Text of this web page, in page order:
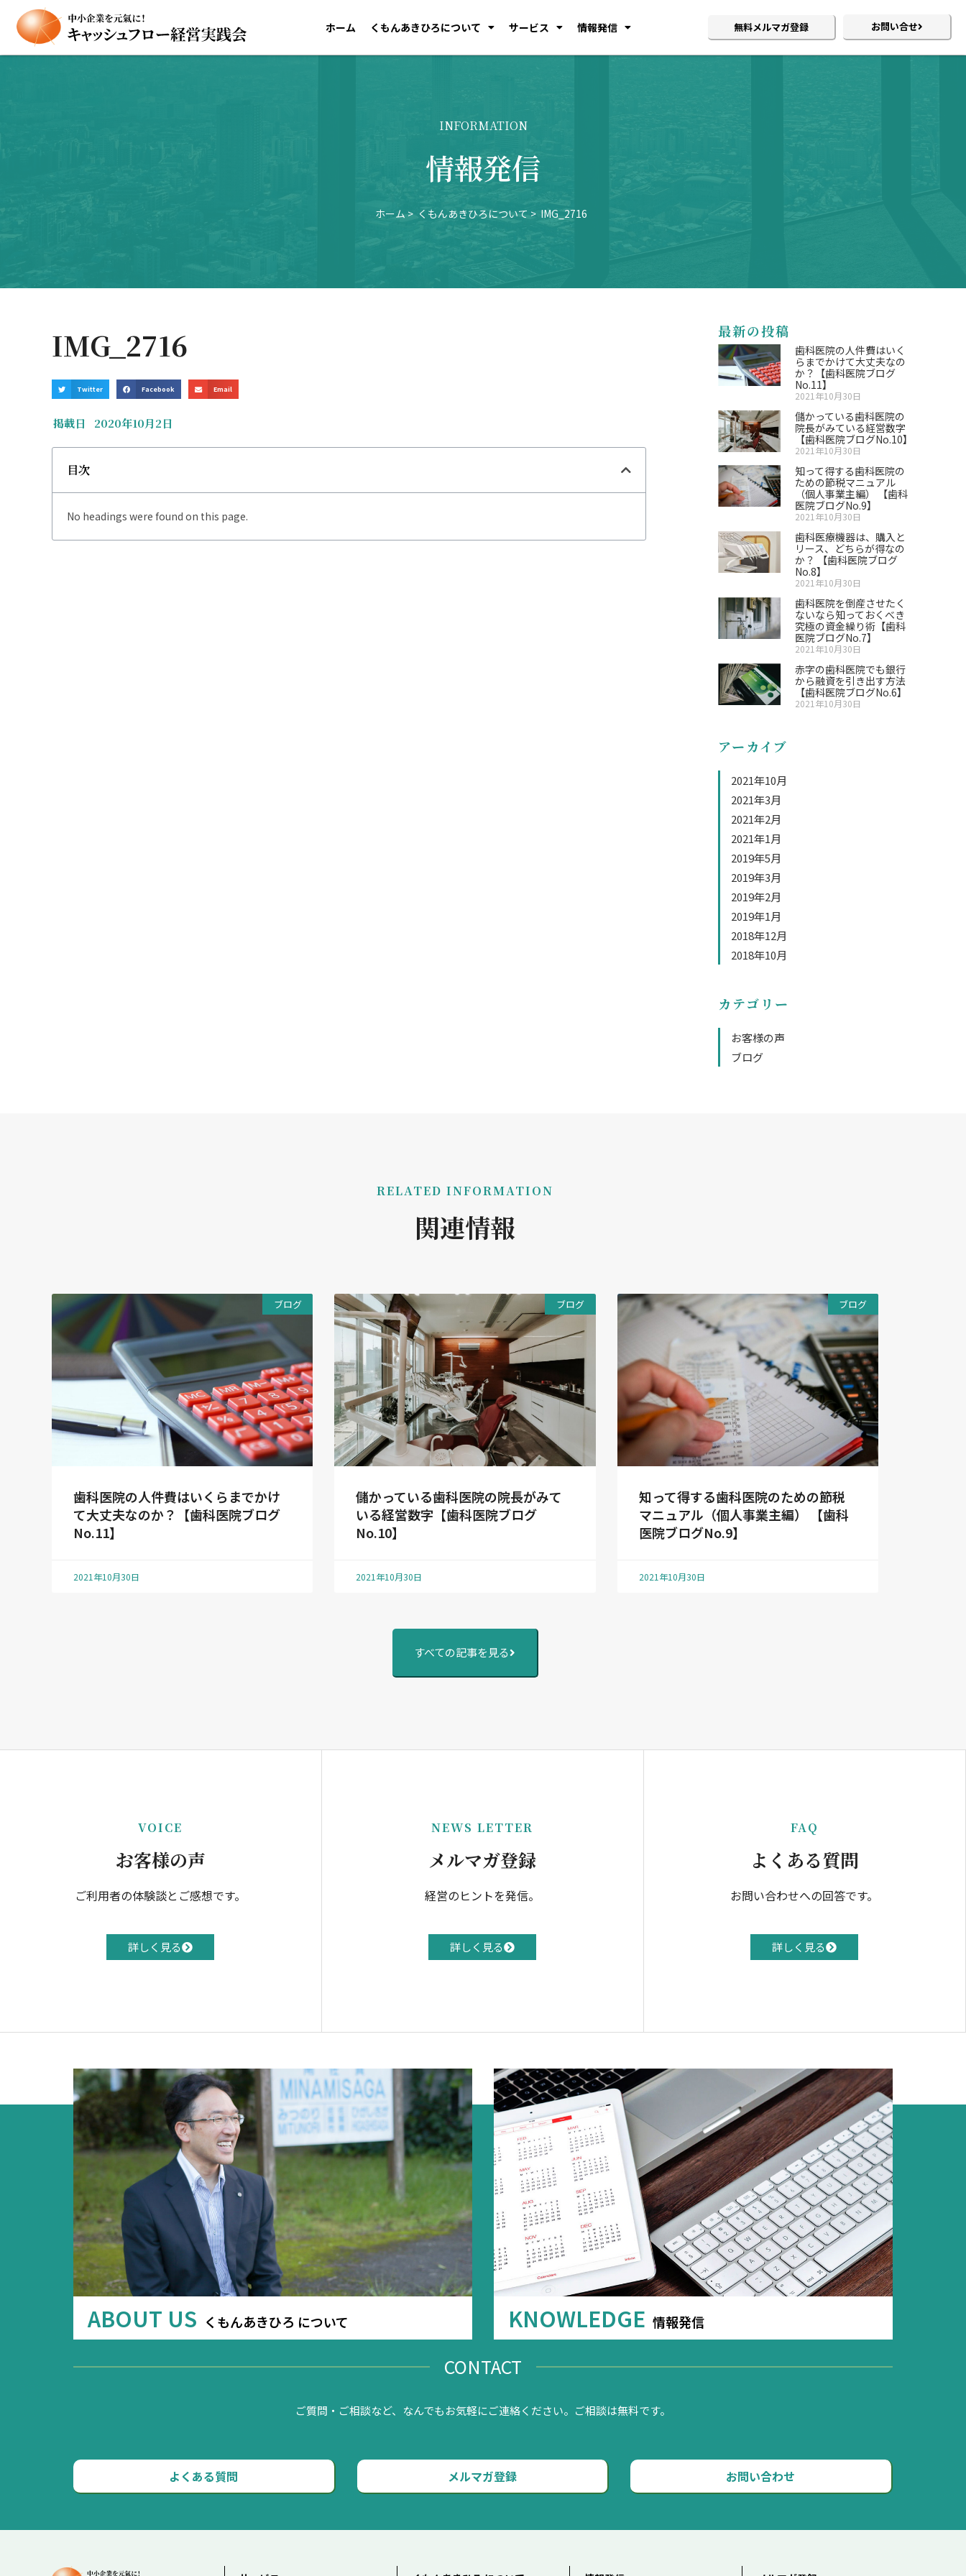
ホーム くもんあきひろについて サービス 情報発信 無料メルマガ登録 お問い合せ
INFORMATION
情報発信
ホーム くもんあきひろについて IMG_2716
IMG_2716
Twitter Facebook Email
掲載日 2020年10月2日
目次
No headings were found on this page.
最新の投稿
歯科医院の人件費はいく
らまでかけて大丈夫なの
か？【歯科医院ブログ
No.11】
2021年10月30日
儲かっている歯科医院の
院長がみている経営数字
【歯科医院ブログNo.10】
2021年10月30日
知って得する歯科医院の
ための節税マニュアル
（個人事業主編） 【歯科
医院ブログNo.9】
2021年10月30日
歯科医療機器は、購入と
リース、どちらが得なの
か？ 【歯科医院ブログ
No.8】
2021年10月30日
歯科医院を倒産させたく
ないなら知っておくべき
究極の資金繰り術【歯科
医院ブログNo.7】
2021年10月30日
赤字の歯科医院でも銀行
から融資を引き出す方法
【歯科医院ブログNo.6】
2021年10月30日
アーカイブ
2021年10月
2021年3月
2021年2月
2021年1月
2019年5月
2019年3月
2019年2月
2019年1月
2018年12月
2018年10月
カテゴリー
お客様の声
ブログ
RELATED INFORMATION
関連情報
ブログ
歯科医院の人件費はいくらまでかけ
て大丈夫なのか？【歯科医院ブログ
No.11】
2021年10月30日
ブログ
儲かっている歯科医院の院長がみて
いる経営数字【歯科医院ブログ
No.10】
2021年10月30日
ブログ
知って得する歯科医院のための節税
マニュアル（個人事業主編） 【歯科
医院ブログNo.9】
2021年10月30日
すべての記事を見る
VOICE
お客様の声
ご利用者の体験談とご感想です。
詳しく見る
NEWS LETTER
メルマガ登録
経営のヒントを発信。
詳しく見る
FAQ
よくある質問
お問い合わせへの回答です。
詳しく見る
ABOUT US くもんあきひろ について KNOWLEDGE 情報発信
CONTACT
ご質問・ご相談など、なんでもお気軽にご連絡ください。ご相談は無料です。
よくある質問 メルマガ登録 お問い合わせ